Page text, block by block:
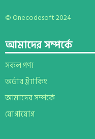
© Onecodesoft 2024
আমাদের সম্পর্কে
সকল পণ্য
অর্ডার ট্র্যাকিং
আমাদের সম্পর্কে
যোগাযোগ